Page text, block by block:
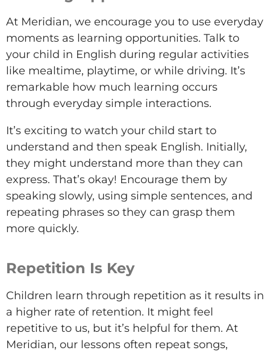
At Meridian, we encourage you to use everyday
moments as learning opportunities. Talk to
your child in English during regular activities
like mealtime, playtime, or while driving. It’s
remarkable how much learning occurs
through everyday simple interactions.
It’s exciting to watch your child start to
understand and then speak English. Initially,
they might understand more than they can
express. That’s okay! Encourage them by
speaking slowly, using simple sentences, and
repeating phrases so they can grasp them
more quickly.
Repetition Is Key
Children learn through repetition as it results in
a higher rate of retention. It might feel
repetitive to us, but it’s helpful for them. At
Meridian, our lessons often repeat songs,